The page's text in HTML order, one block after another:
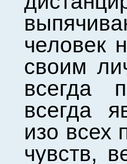
человек
своим
всегда
всегда
изо всех
чувств,